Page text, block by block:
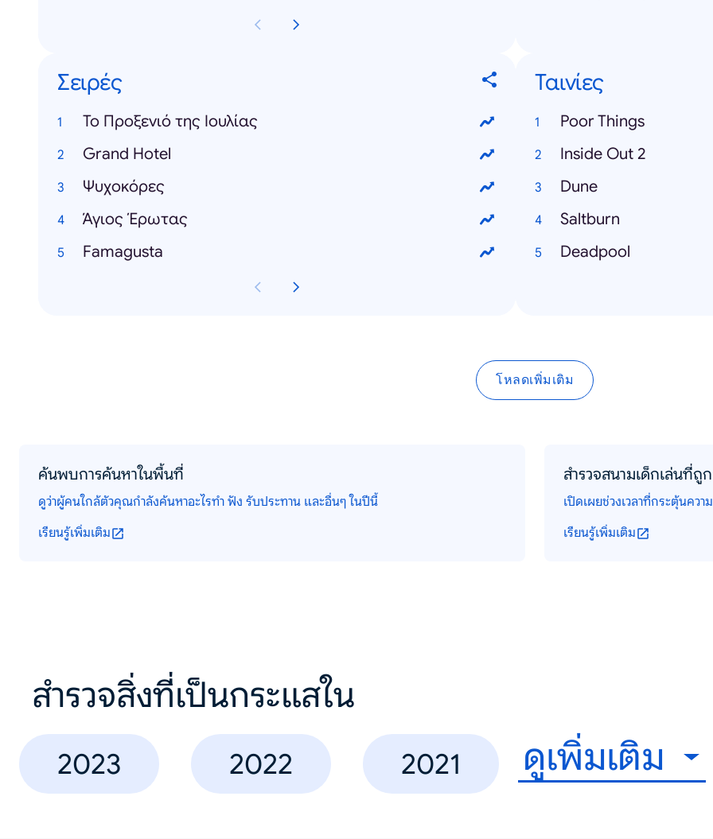
Σειρές
Το Προξενιό της Ιουλίας
Grand Hotel
Ψυχοκόρες
Άγιος Έρωτας
Famagusta
Ταινίες
Poor Things
Inside Out 2
Dune
Saltburn
Deadpool
โหลดเพิ่มเติม
ค้นพบการค้นหาในพื้นที่
ดูว่าผู้คนใกล้ตัวคุณกำลังค้นหาอะไรทำ ฟัง รับประทาน และอื่นๆ ในปีนี้
เรียนรู้เพิ่มเติม
สำรวจสนามเด็กเล่นที่
เปิดเผยช่วงเวลาที่กระตุ้นควา
เรียนรู้เพิ่มเติม
สำรวจสิ่งที่เป็นกระแสใน
2023 2022 2021 ดูเพิ่มเติม